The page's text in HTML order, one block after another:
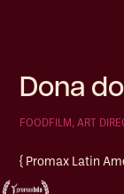
Dona
FOODFILM, ART
{ Promax Latin